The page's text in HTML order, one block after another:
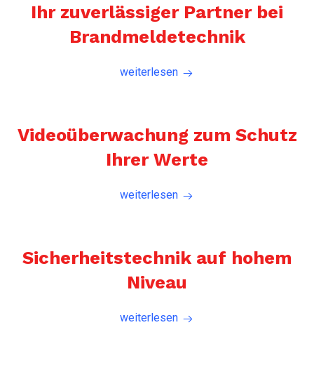
Ihr zuverlässiger Partner bei
Brandmeldetechnik
weiterlesen
Videoüberwachung zum Schutz
Ihrer Werte
weiterlesen
Sicherheitstechnik auf hohem
Niveau
weiterlesen